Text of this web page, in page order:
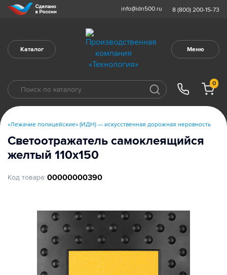
info@idn500.ru 8 (800) 200-15-73
Каталог Меню
0
«Лежачие полицейские» (ИДН) — искусственная дорожная неровность
Светоотражатель самоклеящийся
желтый 110х150
Код товара: 00000000390